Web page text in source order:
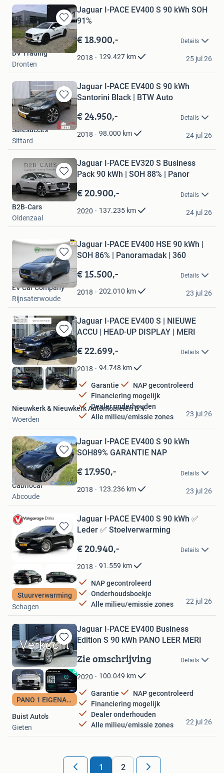
Bewaren
in
Mijn
Favorieten
Jaguar I-PACE EV400 S 90 kWh SOH
91%
€ 18.900,- Details
2018 129.427 km
DV Trading
Dronten
25 jul 26
Bewaren
in
Mijn
Favorieten
Jaguar I-PACE EV400 S 90 kWh
Santorini Black | BTW Auto
€ 24.950,- Details
2018 98.000 km
Salesucces
Sittard
24 jul 26
Bewaren
in
Mijn
Favorieten
Jaguar I-PACE EV320 S Business
Pack 90 kWh | SOH 88% | Panor
€ 20.900,- Details
2020 137.235 km
B2B-Cars
Oldenzaal
24 jul 26
Bewaren
Mijn
Favorieten
Jaguar I-PACE EV400 HSE 90 kWh |
SOH 86% | Panoramadak | 360
€ 15.500,- Details
2018 202.010 km
EV Car Company
Rijnsaterwoude
23 jul 26
Bewaren
in
Mijn
Favorieten
Jaguar I-PACE EV400 S | NIEUWE
ACCU | HEAD-UP DISPLAY | MERI
€ 22.699,- Details
2018 94.748 km
Garantie
NAP gecontroleerd
Financiering mogelijk
Dealer onderhouden
Alle milieu/emissie zones
Nieuwkerk & Nieuwkerk Automobielen B.V.
Woerden
23 jul 26
Bewaren
in
Mijn
Favorieten
Jaguar I-PACE EV400 S 90 kWh
SOH89% GARANTIE NAP
€ 17.950,- Details
2018 123.236 km
Cabriocar
Abcoude
23 jul 26
Bewaren
in
Mijn
Favorieten
Stuurverwarming
Jaguar I-PACE EV400 S 90 kWh ✅
Leder ✅ Stoelverwarming
€ 20.940,- Details
2018 91.559 km
NAP gecontroleerd
Onderhoudsboekje
Alle milieu/emissie zones
Vakgarage Dirks
Schagen
22 jul 26
Bewaren
in
Mijn
Favorieten
PANO 1 EIGENAAR
Jaguar I-PACE EV400 Business
Edition S 90 kWh PANO LEER MERI
Zie omschrijving Details
2020 100.049 km
Garantie
NAP gecontroleerd
Financiering mogelijk
Dealer onderhouden
Alle milieu/emissie zones
Buist Auto's
Gieten
22 jul 26
1 2